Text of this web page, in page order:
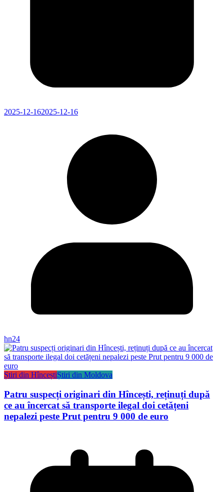
2025-12-162025-12-16
hn24
Știri din HînceștiȘtiri din Moldova
Patru suspecți originari din Hîncești, reținuți după
ce au încercat să transporte ilegal doi cetățeni
nepalezi peste Prut pentru 9 000 de euro